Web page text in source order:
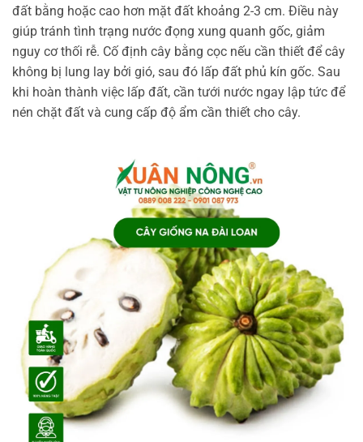
đất bằng hoặc cao hơn mặt đất khoảng 2-3 cm. Điều này
giúp tránh tình trạng nước đọng xung quanh gốc, giảm
nguy cơ thối rễ. Cố định cây bằng cọc nếu cần thiết để cây
không bị lung lay bởi gió, sau đó lấp đất phủ kín gốc. Sau
khi hoàn thành việc lấp đất, cần tưới nước ngay lập tức để
nén chặt đất và cung cấp độ ẩm cần thiết cho cây.